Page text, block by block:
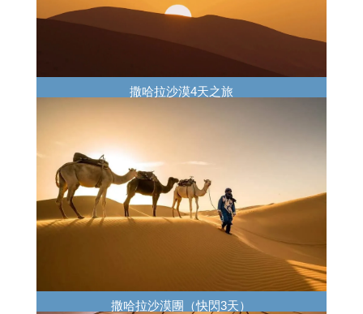
撒哈拉沙漠4天之旅
撒哈拉沙漠團（快閃3天）